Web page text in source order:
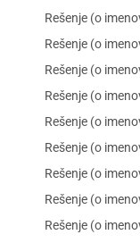
Rešenje (o
Rešenje (o
Rešenje (o
Rešenje (o
Rešenje (o
Rešenje (o
Rešenje (o
Rešenje (o
Rešenje (o